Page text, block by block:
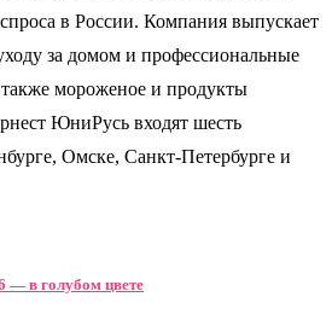
в России. Компания выпускает
за домом и профессиональные
мороженое и продукты
ЮниРусь входят шесть
Омске, Санкт-Петербурге и
— в голубом цвете